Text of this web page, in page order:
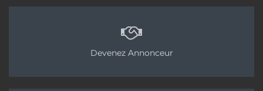
Devenez Annonceur